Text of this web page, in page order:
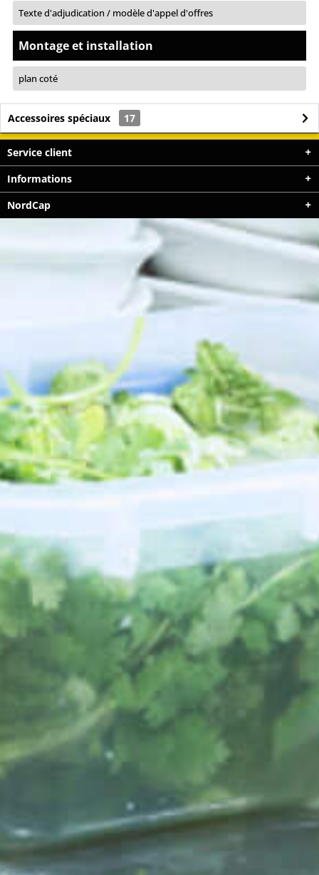
Texte d'adjudication / modèle d'appel d'offres
Montage et installation
plan coté
Accessoires spéciaux 17
Service client
Informations
NordCap